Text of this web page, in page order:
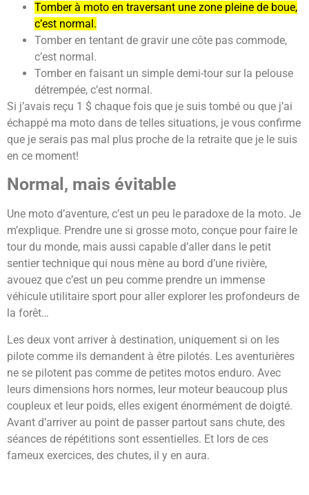
Tomber à moto en traversant une zone pleine de boue,
c’est normal.
Tomber en tentant de gravir une côte pas commode,
c’est normal.
Tomber en faisant un simple demi-tour sur la pelouse
détrempée, c’est normal.
Si j’avais reçu 1 $ chaque fois que je suis tombé ou que j’ai
échappé ma moto dans de telles situations, je vous confirme
que je serais pas mal plus proche de la retraite que je le suis
en ce moment!
Normal, mais évitable
Une moto d’aventure, c’est un peu le paradoxe de la moto. Je
m’explique. Prendre une si grosse moto, conçue pour faire le
tour du monde, mais aussi capable d’aller dans le petit
sentier technique qui nous mène au bord d’une rivière,
avouez que c’est un peu comme prendre un immense
véhicule utilitaire sport pour aller explorer les profondeurs de
la forêt…
Les deux vont arriver à destination, uniquement si on les
pilote comme ils demandent à être pilotés. Les aventurières
ne se pilotent pas comme de petites motos enduro. Avec
leurs dimensions hors normes, leur moteur beaucoup plus
coupleux et leur poids, elles exigent énormément de doigté.
Avant d’arriver au point de passer partout sans chute, des
séances de répétitions sont essentielles. Et lors de ces
fameux exercices, des chutes, il y en aura.